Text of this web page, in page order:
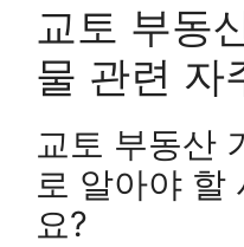
교토 부동
물 관련 자
교토 부동산
로 알아야 할
요?